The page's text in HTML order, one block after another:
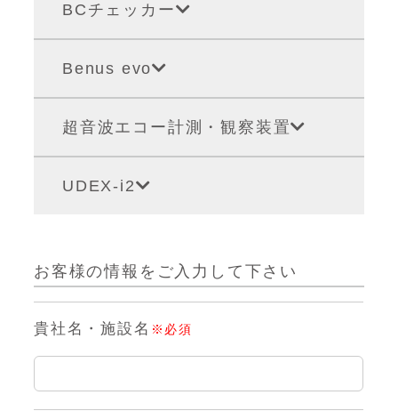
BCチェッカー
Benus evo
超音波エコー計測・観察装置
UDEX-i2
お客様の情報をご入力して下さい
貴社名・施設名 ※必須